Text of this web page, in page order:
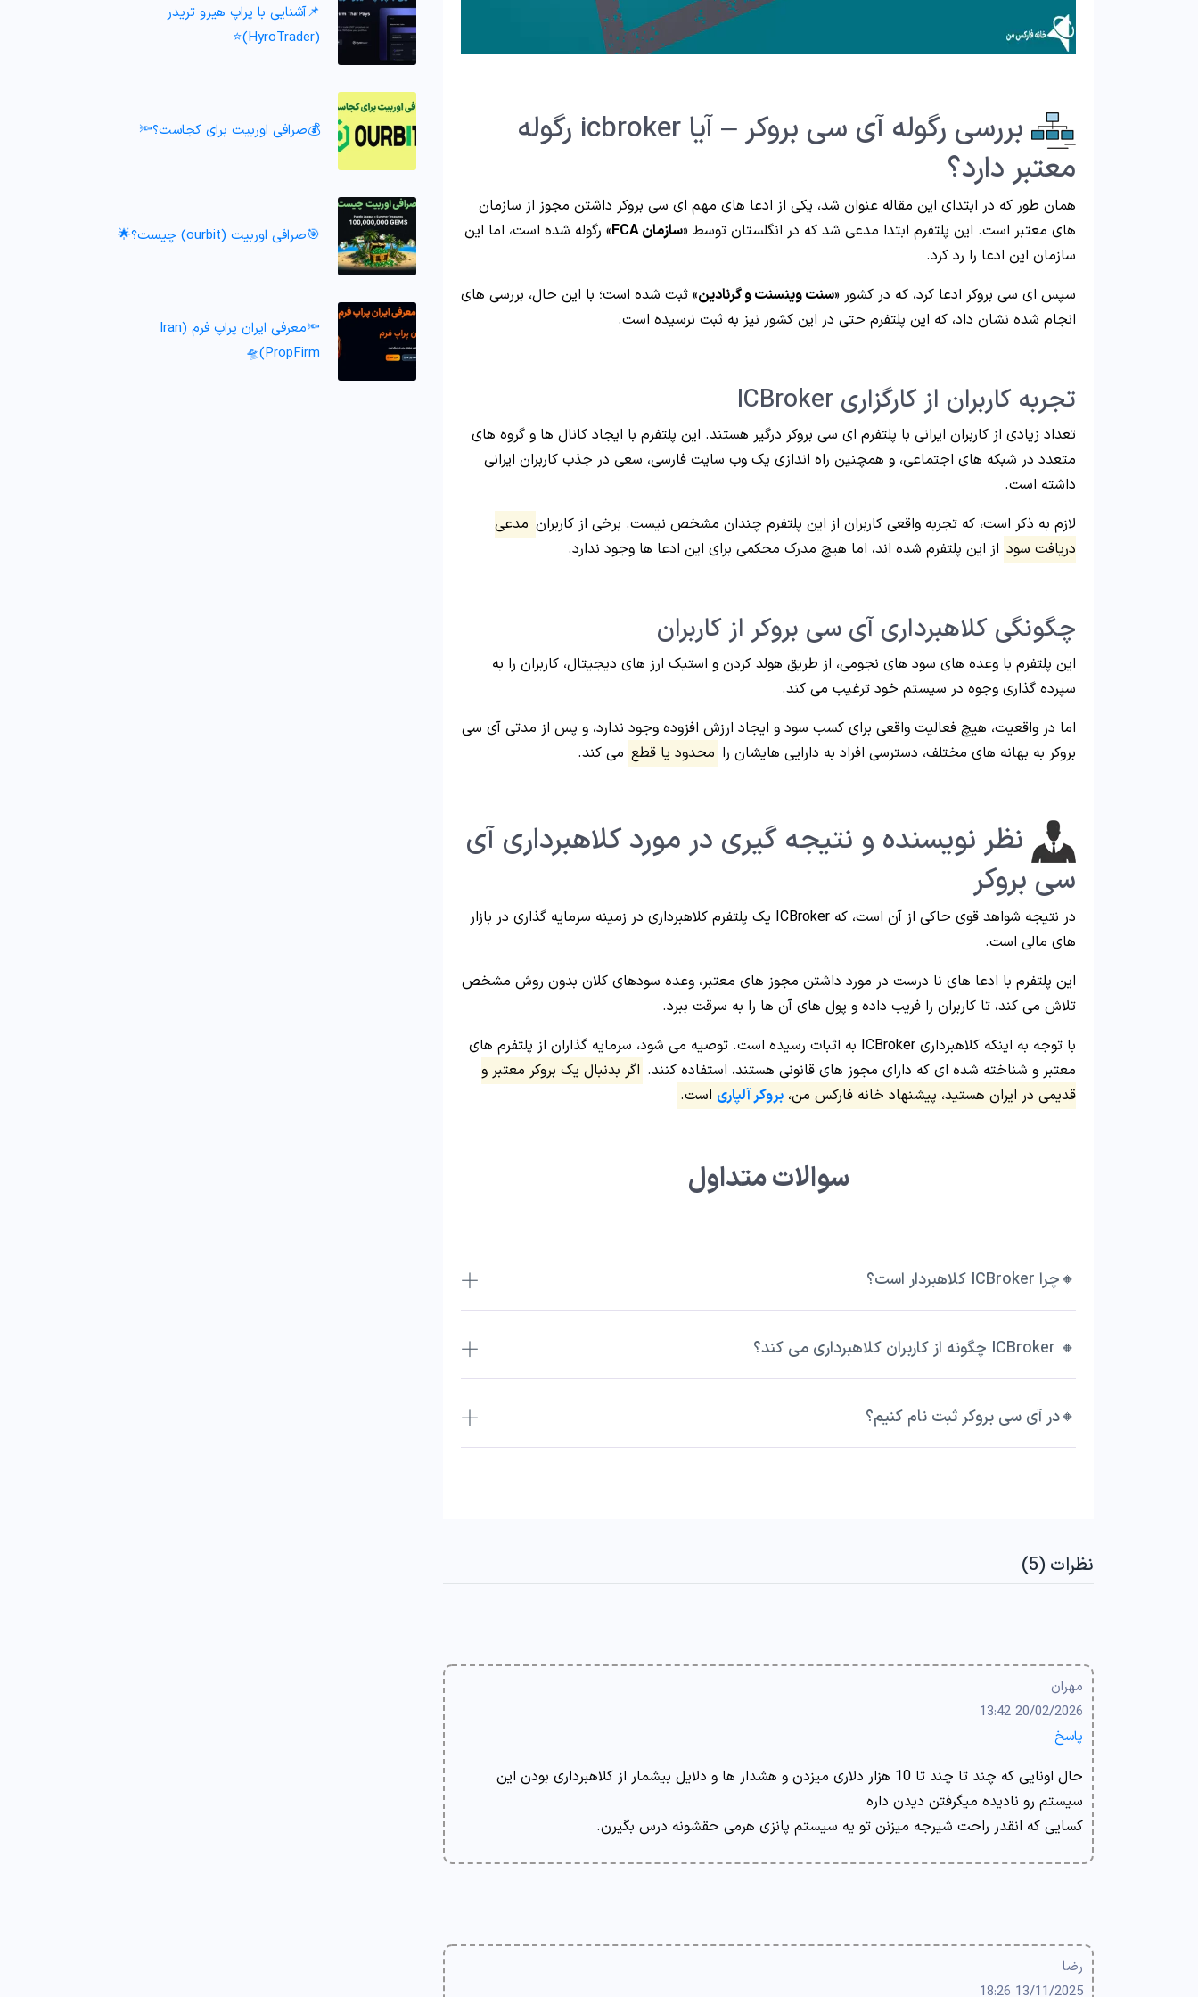
بررسی رگوله آی سی بروکر – آیا icbroker رگوله
معتبر دارد؟
همان طور که در ابتدای این مقاله عنوان شد، یکی از ادعا های مهم ای سی بروکر داشتن مجوز از سازمان
های معتبر است. این پلتفرم ابتدا مدعی شد که در انگلستان توسط «سازمان FCA
» رگوله شده است، اما این
سازمان این ادعا را رد کرد.
سپس ای سی بروکر ادعا کرد، که در کشور «سنت وینسنت و گرنادین» ثبت شده است؛ با این حال، بررسی های
انجام شده نشان داد، که این پلتفرم حتی در این کشور نیز به ثبت نرسیده است.
تجربه کاربران از کارگزاری ICBroker
تعداد زیادی از کاربران ایرانی با پلتفرم ای سی بروکر درگیر هستند. این پلتفرم با ایجاد کانال ها و گروه های
متعدد در شبکه های اجتماعی، و همچنین راه اندازی یک وب سایت فارسی، سعی در جذب کاربران ایرانی
داشته است.
لازم به ذکر است، که تجربه واقعی کاربران از این پلتفرم چندان مشخص نیست. برخی از کاربران مدعی
دریافت سود از این پلتفرم شده اند، اما هیچ مدرک محکمی برای این ادعا ها وجود ندارد.
چگونگی کلاهبرداری آی سی بروکر از کاربران
این پلتفرم با وعده های سود های نجومی، از طریق هولد کردن و استیک ارز های دیجیتال، کاربران را به
سپرده گذاری وجوه در سیستم خود ترغیب می کند.
اما در واقعیت، هیچ فعالیت واقعی برای کسب سود و ایجاد ارزش افزوده وجود ندارد، و پس از مدتی آی سی
بروکر به بهانه های مختلف، دسترسی افراد به دارایی هایشان را محدود یا قطع می کند.
نظر نویسنده و نتیجه گیری در مورد کلاهبرداری آی
سی بروکر
در نتیجه شواهد قوی حاکی از آن است، که ICBroker یک پلتفرم کلاهبرداری در زمینه سرمایه گذاری در بازار
های مالی است.
این پلتفرم با ادعا های نا درست در مورد داشتن مجوز های معتبر، وعده سودهای کلان بدون روش مشخص
تلاش می کند، تا کاربران را فریب داده و پول های آن ها را به سرقت ببرد.
با توجه به اینکه کلاهبرداری ICBroker به اثبات رسیده است. توصیه می شود، سرمایه گذاران از پلتفرم های
معتبر و شناخته شده ای که دارای مجوز های قانونی هستند، استفاده کنند. اگر بدنبال یک بروکر معتبر و
قدیمی در ایران هستید، پیشنهاد خانه فارکس من، بروکر آلپاری است.
سوالات متداول
🔸چرا ICBroker کلاهبردار است؟
🔸 ICBroker چگونه از کاربران کلاهبرداری می کند؟
🔸در آی سی بروکر ثبت نام کنیم؟
نظرات (5)
مهران
20/02/2026 13:42
پاسخ
حال اونایی که چند تا چند تا 10 هزار دلاری میزدن و هشدار ها و دلایل بیشمار از کلاهبرداری بودن این
سیستم رو نادیده میگرفتن دیدن داره
کسایی که انقدر راحت شیرجه میزنن تو یه سیستم پانزی هرمی حقشونه درس بگیرن.
رضا
13/11/2025 18:26
📌آشنایی با پراپ هیرو تریدر
(HyroTrader)⭐️
💰صرافی اوربیت برای کجاست؟🔦
🎯صرافی اوربیت (ourbit) چیست؟🌟
🔦معرفی ایران پراپ فرم (Iran
PropFirm)🛸